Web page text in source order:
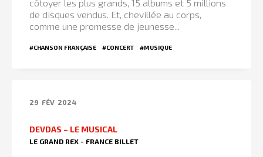
côtoyer les plus grands, 15 albums et 5 millions
de disques vendus. Et, chevillée au corps,
comme une promesse de jeunesse...
#CHANSON FRANÇAISE #CONCERT #MUSIQUE
29 FÉV 2024
DEVDAS – LE MUSICAL
LE GRAND REX - FRANCE BILLET